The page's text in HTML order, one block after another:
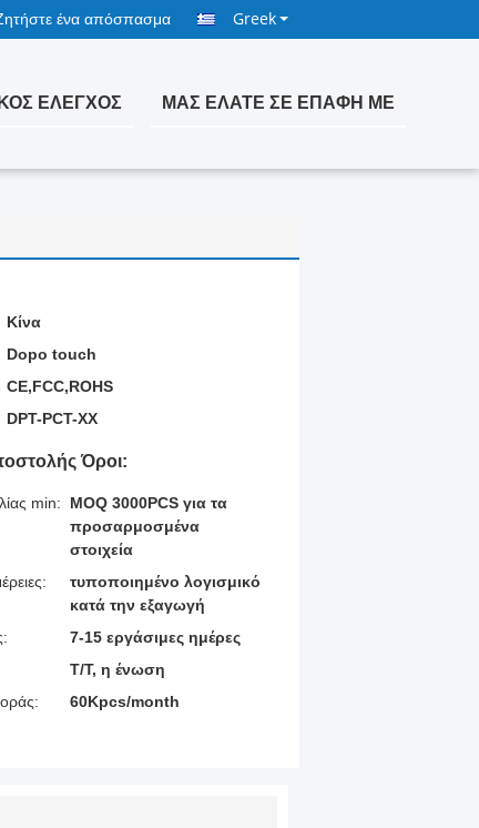
ένα απόσπασμα Greek
ΈΛΕΓΧΟΣ ΜΑΣ ΕΛΆΤΕ ΣΕ ΕΠΑΦΉ ΜΕ
Κίνα
Dopo touch
CE,FCC,ROHS
DPT-PCT-ΧΧ
Όροι:
min:
MOQ 3000PCS για τα
προσαρμοσμένα
στοιχεία
τυποποιημένο λογισμικό
κατά την εξαγωγή
7-15 εργάσιμες ημέρες
T/T, η ένωση
60Kpcs/month